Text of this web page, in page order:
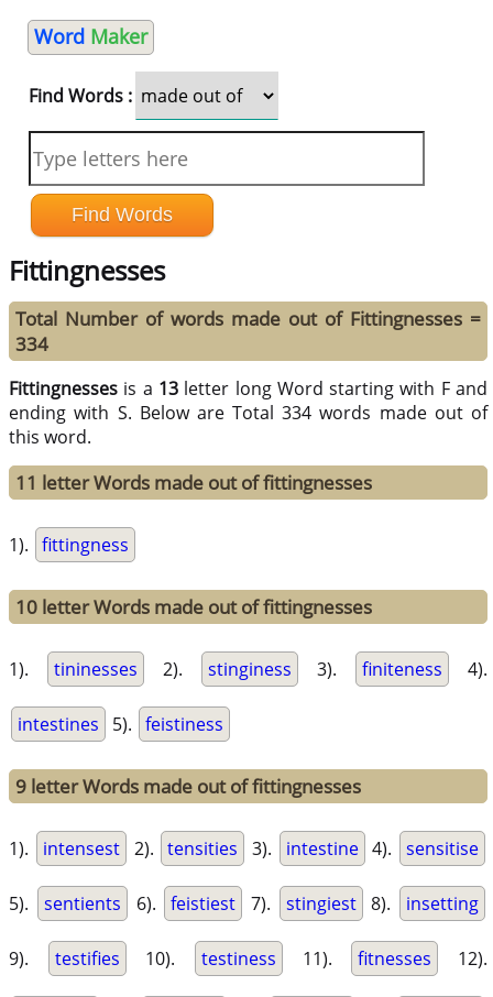
Word Maker
Find Words :
Fittingnesses
Total Number of words made out of Fittingnesses =
334
Fittingnesses is a 13 letter long Word starting with F and
ending with S. Below are Total 334 words made out of
this word.
11 letter Words made out of fittingnesses
1). fittingness
10 letter Words made out of fittingnesses
1). tininesses 2). stinginess 3). finiteness 4).
intestines 5). feistiness
9 letter Words made out of fittingnesses
1). intensest 2). tensities 3). intestine 4). sensitise
5). sentients 6). feistiest 7). stingiest 8). insetting
9). testifies 10). testiness 11). fitnesses 12).